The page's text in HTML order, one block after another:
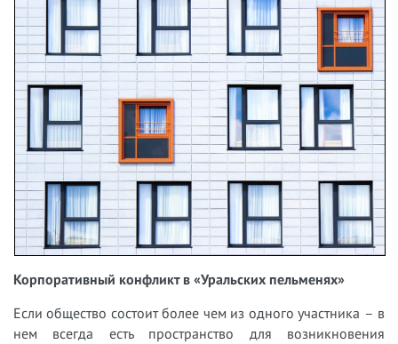
Вебинары и семинары
Прямые эфиры
Корпоративный конфликт в «Уральских пельменях»
Если общество состоит более чем из одного участника – в
нем всегда есть пространство для возникновения